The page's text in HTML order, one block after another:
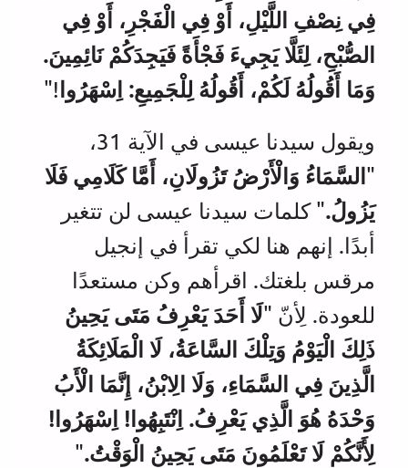
فِي نِصْفِ اللَّيْلِ، أَوْ فِي الْفَجْرِ، أَوْ فِي
الصُّبْحِ، لِئَلَّا يَجِيءَ فَجْأَةً فَيَجِدَكُمْ نَائِمِينَ.
وَمَا أَقُولُهُ لَكُمْ، أَقُولُهُ لِلْجَمِيعِ: اِسْهَرُوا!"
ويقول سيدنا عيسى في الآية 31،
"السَّمَاءُ وَالْأَرْضُ تَزُولَانِ، أَمَّا كَلَامِي فَلَا
يَزُولُ." كلمات سيدنا عيسى لن تتغير
أبدًا. إنهم هنا لكي تقرأ في إنجيل
مرقس بلغتك. اقرأهم وكن مستعدًا
للعودة. لِأنّ "لَا أَحَدَ يَعْرِفُ مَتَى يَحِينُ
ذَلِكَ الْيَوْمُ وَتِلْكَ السَّاعَةُ، لَا الْمَلَائِكَةُ
الَّذِينَ فِي السَّمَاءِ، وَلَا الِابْنُ، إِنَّمَا الْأَبُ
وَحْدَهُ هُوَ الَّذِي يَعْرِفُ. اِنْتَبِهُوا! اِسْهَرُوا!
لِأَنَّكُمْ لَا تَعْلَمُونَ مَتَى يَحِينُ الْوَقْتُ."